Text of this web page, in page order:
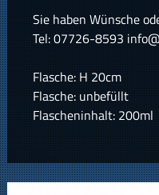
Sie haben Wünsche
Tel: 07726-8593
Flasche: H 20cm
Flasche: unbefüllt
Flascheninhalt: 200ml